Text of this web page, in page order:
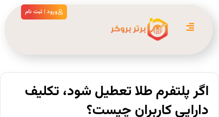
ورود | ثبت نام
اگر پلتفرم طلا تعطیل شود، تکلیف
دارایی کاربران چیست؟